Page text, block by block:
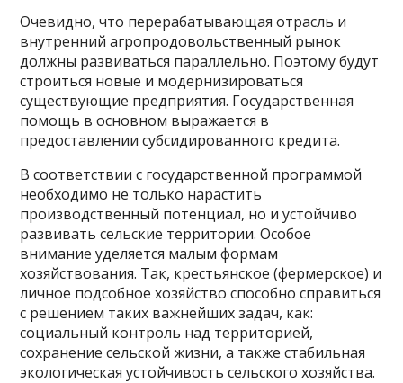
Очевидно, что перерабатывающая отрасль и
внутренний агропродовольственный рынок
должны развиваться параллельно. Поэтому будут
строиться новые и модернизироваться
существующие предприятия. Государственная
помощь в основном выражается в
предоставлении субсидированного кредита.
В соответствии с государственной программой
необходимо не только нарастить
производственный потенциал, но и устойчиво
развивать сельские территории. Особое
внимание уделяется малым формам
хозяйствования. Так, крестьянское (фермерское) и
личное подсобное хозяйство способно справиться
с решением таких важнейших задач, как:
социальный контроль над территорией,
сохранение сельской жизни, а также стабильная
экологическая устойчивость сельского хозяйства.